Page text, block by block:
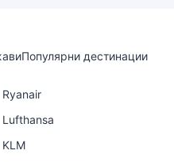
Популярни дестинации
Ryanair
Lufthansa
KLM